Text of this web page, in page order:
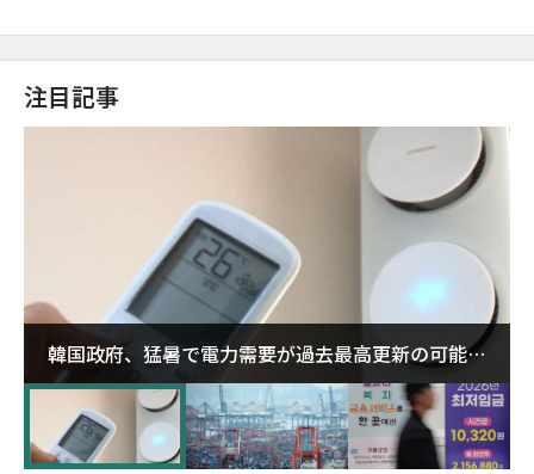
注目記事
韓国政府、猛暑で電力需要が過去最高更新の可能性
に需給対応体制を点検